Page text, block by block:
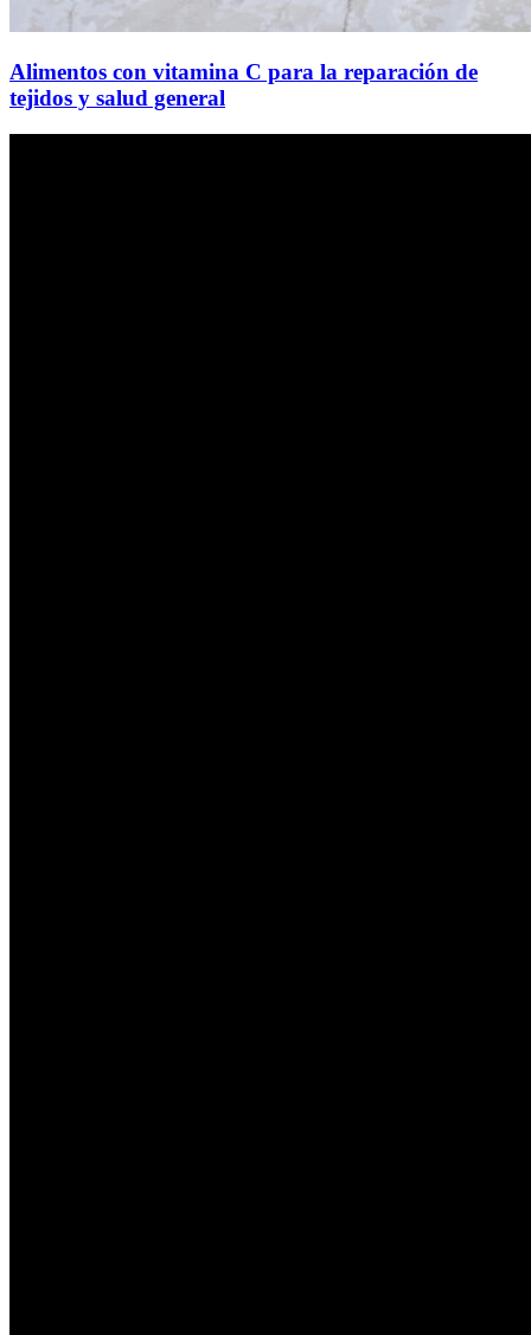
Alimentos con vitamina C para la reparación de
tejidos y salud general